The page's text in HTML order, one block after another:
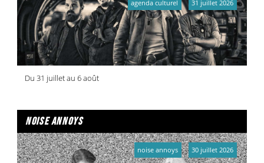
Du 31 juillet au 6 août
agenda culturel 31 juillet 2026
noise annoys
noise annoys 30 juillet 2026